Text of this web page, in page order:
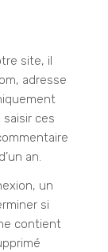
site, il
adresse
ces
an.
un
si
contient